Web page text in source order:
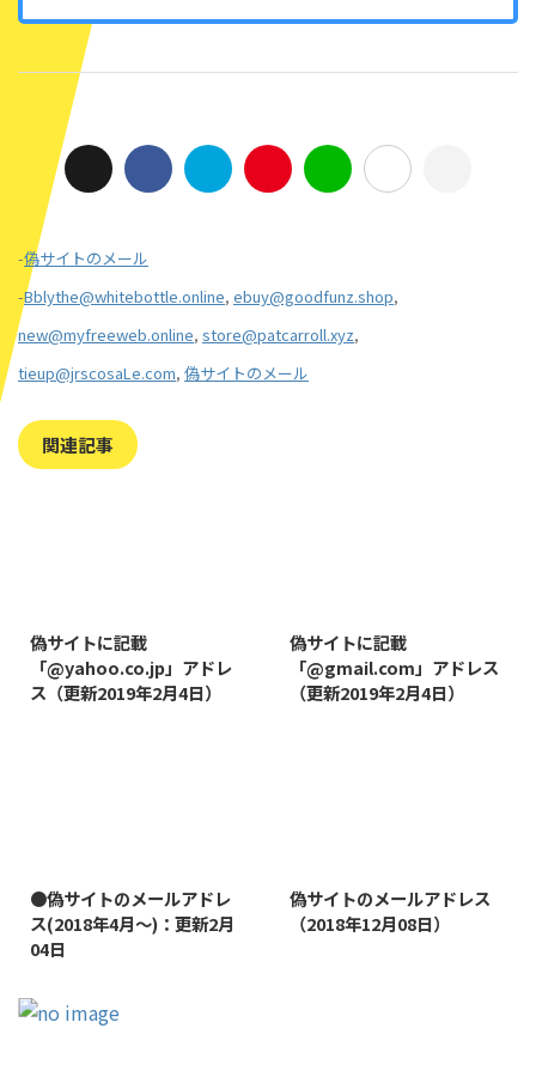
-偽サイトのメール
-Bblythe@whitebottle.online, ebuy@goodfunz.shop,
new@myfreeweb.online, store@patcarroll.xyz,
tieup@jrscosaLe.com, 偽サイトのメール
関連記事
偽サイトに記載
「@yahoo.co.jp」アドレ
ス（更新2019年2月4日）
偽サイトに記載
「@gmail.com」アドレス
（更新2019年2月4日）
●偽サイトのメールアドレ
ス(2018年4月～)：更新2月
04日
偽サイトのメールアドレス
（2018年12月08日）